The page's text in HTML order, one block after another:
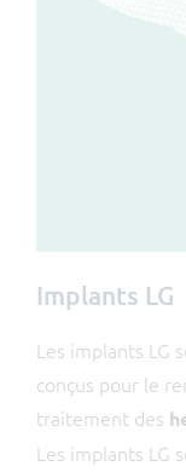
Implants LG
Les implants
conçus pour le
traitement des
Les implants LG